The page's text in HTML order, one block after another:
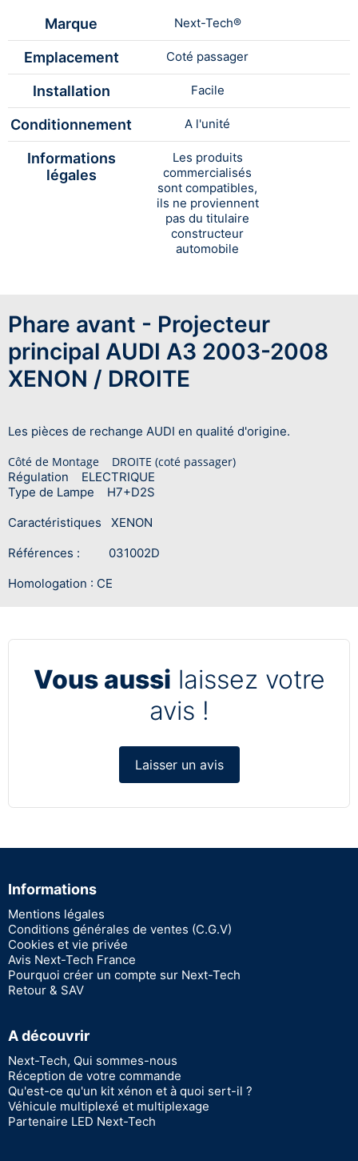
Marque Next-Tech®
Emplacement Coté passager
Installation Facile
Conditionnement A l'unité
Informations
légales
Les produits
commercialisés
sont compatibles,
ils ne proviennent
pas du titulaire
constructeur
automobile
Phare avant - Projecteur
principal AUDI A3 2003-2008
XENON / DROITE
Les pièces de rechange AUDI en qualité d'origine.
Côté de Montage DROITE (coté passager)
Régulation ELECTRIQUE
Type de Lampe H7+D2S
Caractéristiques XENON
Références : 031002D
Homologation : CE
Vous aussi laissez votre
avis !
Laisser un avis
Informations
Mentions légales
Conditions générales de ventes (C.G.V)
Cookies et vie privée
Avis Next-Tech France
Pourquoi créer un compte sur Next-Tech
Retour & SAV
A découvrir
Next-Tech, Qui sommes-nous
Réception de votre commande
Qu'est-ce qu'un kit xénon et à quoi sert-il ?
Véhicule multiplexé et multiplexage
Partenaire LED Next-Tech